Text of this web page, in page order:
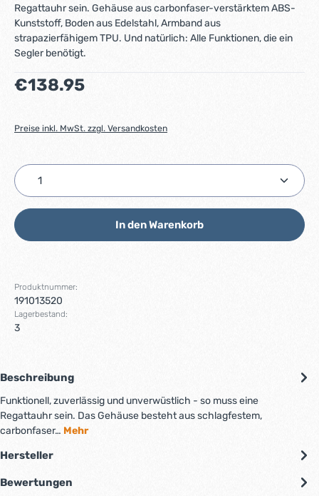
Regattauhr sein. Gehäuse aus carbonfaser-verstärktem ABS-
Kunststoff, Boden aus Edelstahl, Armband aus
strapazierfähigem TPU. Und natürlich: Alle Funktionen, die ein
Segler benötigt.
Regulärer Preis:
€138.95
Preise inkl. MwSt. zzgl. Versandkosten
Produkt Anzahl: Gib den gewünschten Wert ein
In den Warenkorb
Produktnummer:
191013520
Lagerbestand:
3
Beschreibung
Funktionell, zuverlässig und unverwüstlich - so muss eine
Regattauhr sein. Das Gehäuse besteht aus schlagfestem,
carbonfaser… Mehr
Hersteller
Bewertungen